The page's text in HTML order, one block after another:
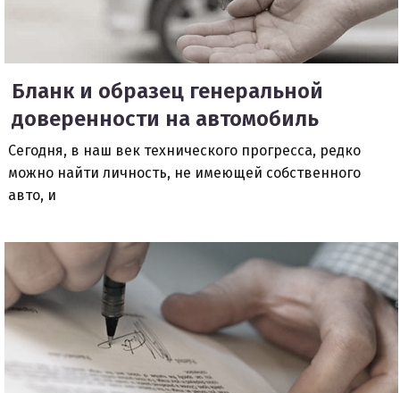
Бланк и образец генеральной
доверенности на автомобиль
Сегодня, в наш век технического прогресса, редко
можно найти личность, не имеющей собственного
авто, и